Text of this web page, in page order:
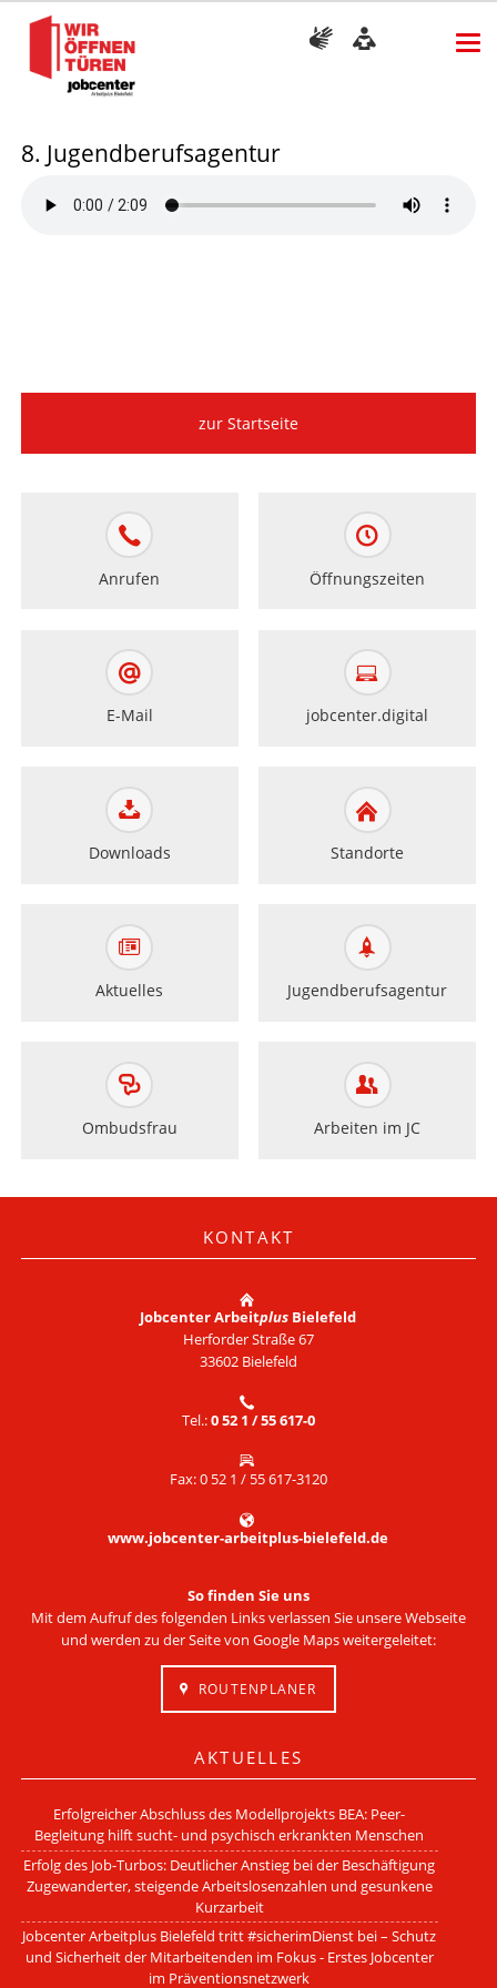
8. Jugendberufsagentur
zur Startseite
Anrufen Öffnungszeiten
E-Mail jobcenter.digital
Downloads Standorte
Aktuelles Jugendberufsagentur
Ombudsfrau Arbeiten im JC
KONTAKT
Jobcenter Arbeitplus Bielefeld
Herforder Straße 67
33602 Bielefeld
Tel.:0 52 1 / 55 617-0
Fax: 0 52 1 / 55 617-3120
www.jobcenter-arbeitplus-bielefeld.de
So finden Sie uns
Mit dem Aufruf des folgenden Links verlassen Sie unsere Webseite
und werden zu der Seite von Google Maps weitergeleitet:
ROUTENPLANER
AKTUELLES
Erfolgreicher Abschluss des Modellprojekts BEA: Peer-
Begleitung hilft sucht- und psychisch erkrankten Menschen
Erfolg des Job-Turbos: Deutlicher Anstieg bei der Beschäftigung
Zugewanderter, steigende Arbeitslosenzahlen und gesunkene
Kurzarbeit
Jobcenter Arbeitplus Bielefeld tritt #sicherimDienst bei – Schutz
und Sicherheit der Mitarbeitenden im Fokus - Erstes Jobcenter
im Präventionsnetzwerk